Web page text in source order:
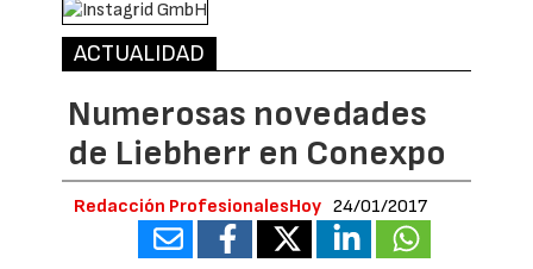
ACTUALIDAD
Numerosas novedades
de Liebherr en Conexpo
Redacción ProfesionalesHoy 24/01/2017